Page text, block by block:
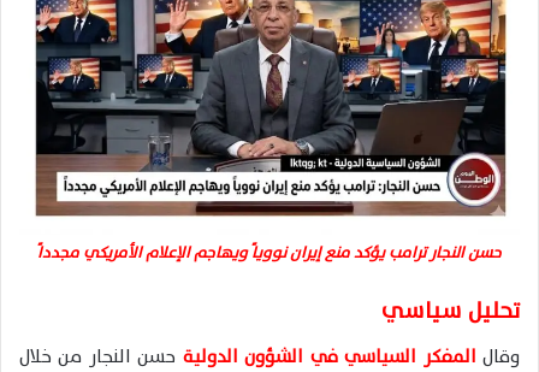
حسن النجار ترامب يؤكد منع إيران نووياً ويهاجم الإعلام الأمريكي مجدداً
تحليل سياسي
وقال المفكر السياسي في الشؤون الدولية حسن النجار من خلال